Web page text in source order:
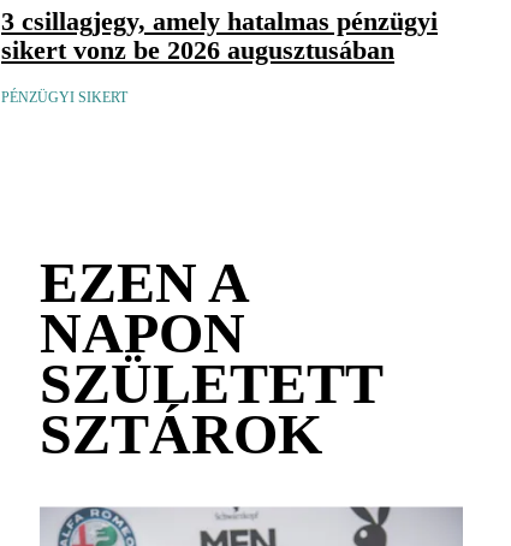
3 csillagjegy, amely hatalmas pénzügyi
sikert vonz be 2026 augusztusában
PÉNZÜGYI SIKERT
EZEN A
NAPON
SZÜLETETT
SZTÁROK